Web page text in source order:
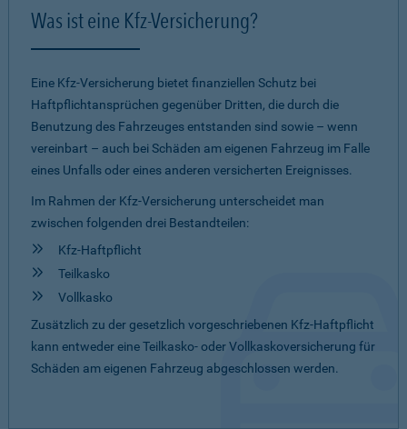
Was ist eine Kfz-Versicherung?
Eine Kfz-Versicherung bietet finanziellen Schutz bei
Haftpflichtansprüchen gegenüber Dritten, die durch die
Benutzung des Fahrzeuges entstanden sind sowie – wenn
vereinbart – auch bei Schäden am eigenen Fahrzeug im Falle
eines Unfalls oder eines anderen versicherten Ereignisses.
Im Rahmen der Kfz-Versicherung unterscheidet man
zwischen folgenden drei Bestandteilen:
Kfz-Haftpflicht
Teilkasko
Vollkasko
Zusätzlich zu der gesetzlich vorgeschriebenen Kfz-Haftpflicht
kann entweder eine Teilkasko- oder Vollkaskoversicherung für
Schäden am eigenen Fahrzeug abgeschlossen werden.